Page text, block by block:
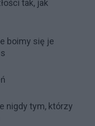
tak, jak
boimy się je
nigdy tym, którzy